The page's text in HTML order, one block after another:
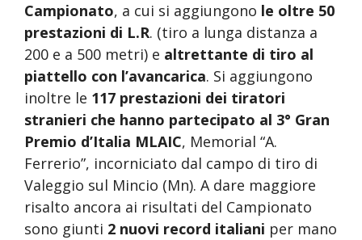
Campionato, a cui si aggiungono le oltre 50
prestazioni di L.R. (tiro a lunga distanza a
200 e a 500 metri) e altrettante di tiro al
piattello con l’avancarica. Si aggiungono
inoltre le 117 prestazioni dei tiratori
stranieri che hanno partecipato al 3° Gran
Premio d’Italia MLAIC, Memorial “A.
Ferrerio”, incorniciato dal campo di tiro di
Valeggio sul Mincio (Mn). A dare maggiore
risalto ancora ai risultati del Campionato
sono giunti 2 nuovi record italiani per mano